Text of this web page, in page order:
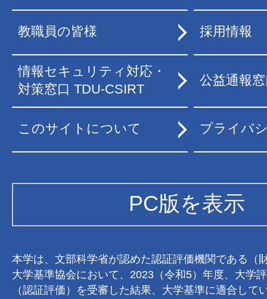
教職員の皆様 採用情報
情報セキュリティ対応・
対策窓口 TDU-CSIRT
公益通報
このサイトについて プライバ
PC版を表示
本学は、文部科学省が認めた認証評価機関である（
大学基準協会において、2023（令和5）年度、大学
（認証評価）を受審した結果、大学基準に適合して